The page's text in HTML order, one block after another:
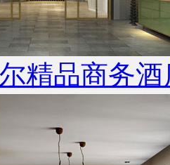
精品商务